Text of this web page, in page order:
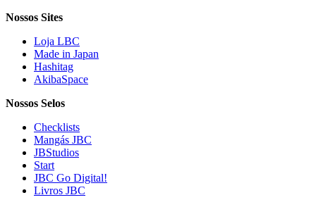
Nossos Sites
Loja LBC
Made in Japan
Hashitag
AkibaSpace
Nossos Selos
Checklists
Mangás JBC
JBStudios
Start
JBC Go Digital!
Livros JBC